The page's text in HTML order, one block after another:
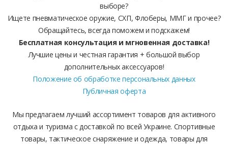
выборе?
Ищете пневматическое оружие, СХП, Флоберы, ММГ и прочее?
Обращайтесь, всегда поможем и подскажем!
Бесплатная консультация и мгновенная доставка!
Лучшие цены и честная гарантия + большой выбор
дополнительных аксессуаров!
Положение об обработке персональных данных
Публичная оферта
Мы предлагаем лучший ассортимент товаров для активного
отдыха и туризма с доставкой по всей Украине. Спортивные
товары, тактическое снаряжение и одежда, товары для